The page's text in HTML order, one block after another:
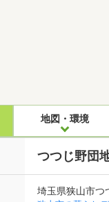
地図・環境
つつじ野団
埼玉県狭山市つ